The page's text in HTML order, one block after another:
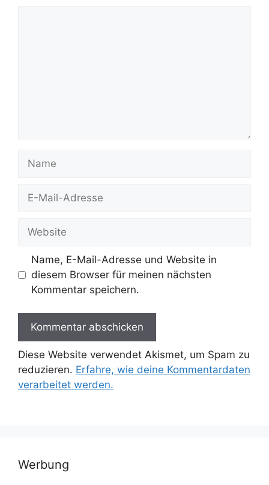
Name
Website
Name, E-Mail-Adresse und Website in
diesem Browser für meinen nächsten
Kommentar speichern.
Diese Website verwendet Akismet, um Spam zu
reduzieren. Erfahre, wie deine Kommentardaten
verarbeitet werden.
Werbung